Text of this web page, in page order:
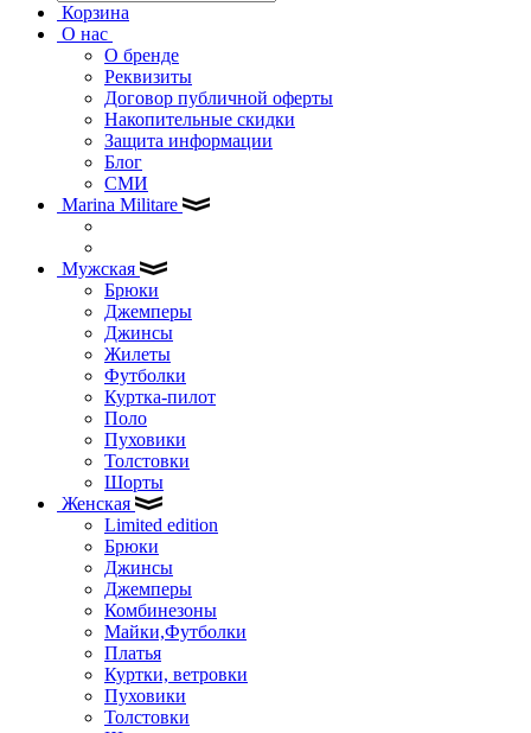
Корзина
О нас
О бренде
Реквизиты
Договор публичной оферты
Накопительные скидки
Защита информации
Блог
СМИ
Marina Militare
Мужская
Брюки
Джемперы
Джинсы
Жилеты
Футболки
Куртка-пилот
Поло
Пуховики
Толстовки
Шорты
Женская
Limited edition
Брюки
Джинсы
Джемперы
Комбинезоны
Майки,Футболки
Платья
Куртки, ветровки
Пуховики
Толстовки